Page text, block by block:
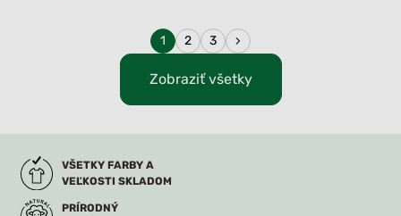
1 2 3
Zobraziť všetky
VŠETKY FARBY A
VEĽKOSTI SKLADOM
PRÍRODNÝ